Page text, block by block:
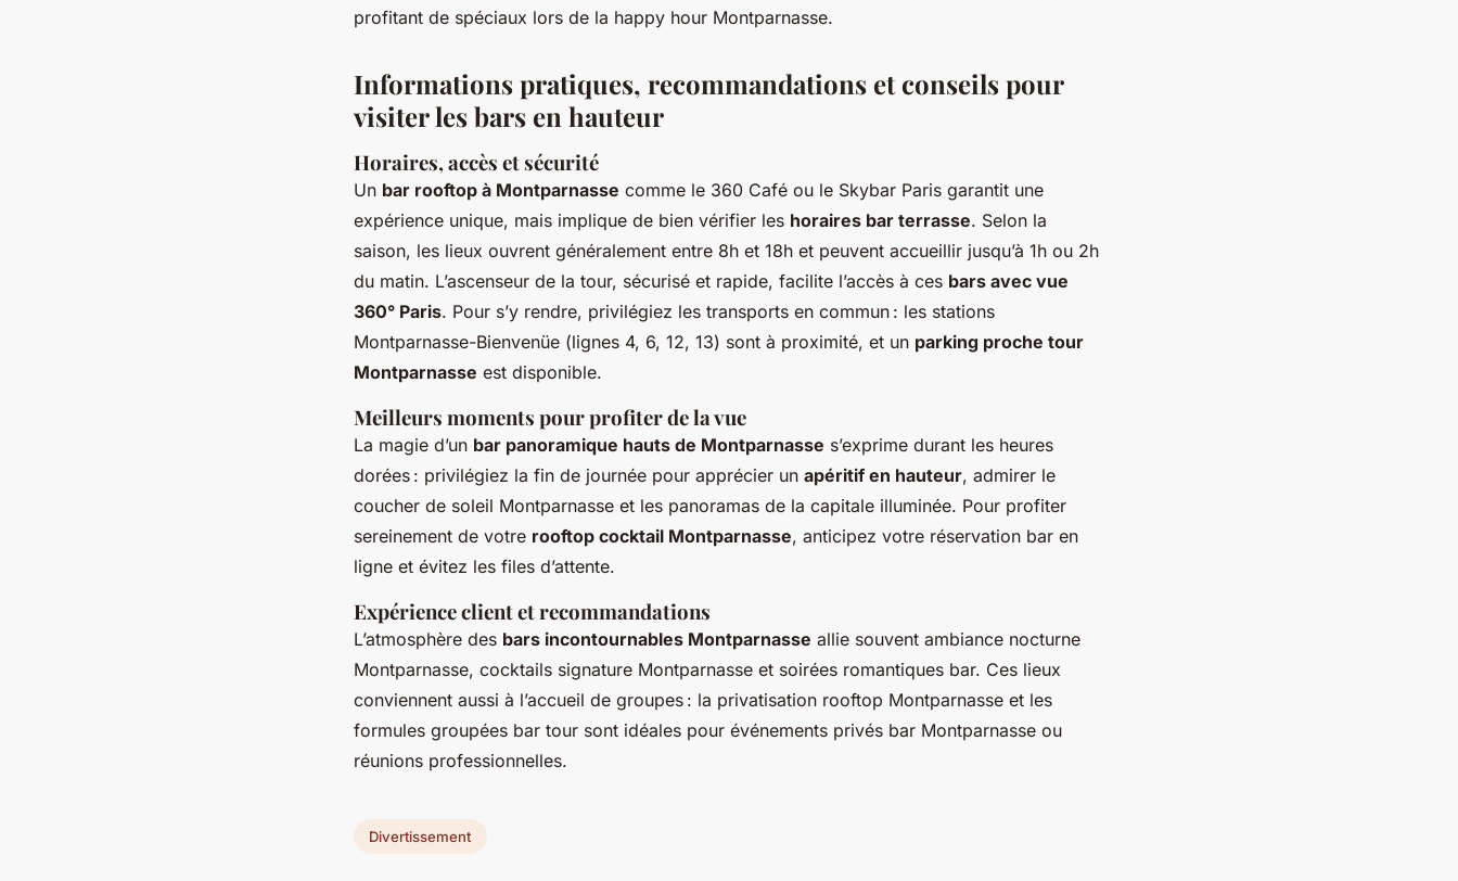
profitant de spéciaux lors de la happy hour Montparnasse.
Informations pratiques, recommandations et conseils pour
visiter les bars en hauteur
Horaires, accès et sécurité
Un bar rooftop à Montparnasse comme le 360 Café ou le Skybar Paris garantit une
expérience unique, mais implique de bien vérifier les horaires bar terrasse. Selon la
saison, les lieux ouvrent généralement entre 8h et 18h et peuvent accueillir jusqu’à 1h ou 2h
du matin. L’ascenseur de la tour, sécurisé et rapide, facilite l’accès à ces bars avec vue
360° Paris. Pour s’y rendre, privilégiez les transports en commun : les stations
Montparnasse-Bienvenüe (lignes 4, 6, 12, 13) sont à proximité, et un parking proche tour
Montparnasse est disponible.
Meilleurs moments pour profiter de la vue
La magie d’un bar panoramique hauts de Montparnasse s’exprime durant les heures
dorées : privilégiez la fin de journée pour apprécier un apéritif en hauteur, admirer le
coucher de soleil Montparnasse et les panoramas de la capitale illuminée. Pour profiter
sereinement de votre rooftop cocktail Montparnasse, anticipez votre réservation bar en
ligne et évitez les files d’attente.
Expérience client et recommandations
L’atmosphère des bars incontournables Montparnasse allie souvent ambiance nocturne
Montparnasse, cocktails signature Montparnasse et soirées romantiques bar. Ces lieux
conviennent aussi à l’accueil de groupes : la privatisation rooftop Montparnasse et les
formules groupées bar tour sont idéales pour événements privés bar Montparnasse ou
réunions professionnelles.
Divertissement